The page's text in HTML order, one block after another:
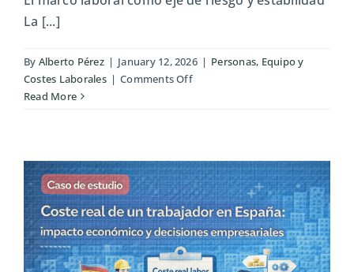
La [...]
By Alberto Pérez | January 12, 2026 | Personas, Equipo y
Costes Laborales | Comments Offon
una
empresa
Read More